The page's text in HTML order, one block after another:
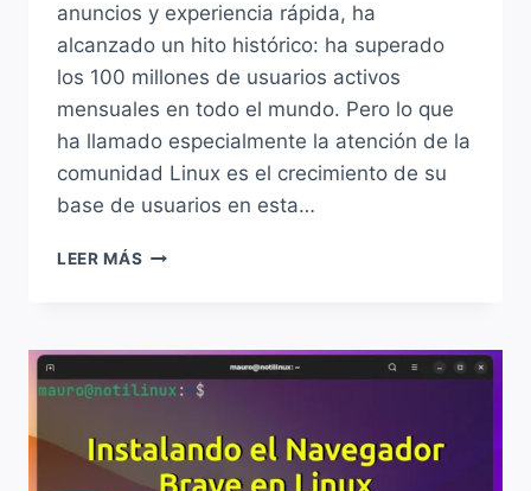
anuncios y experiencia rápida, ha
alcanzado un hito histórico: ha superado
los 100 millones de usuarios activos
mensuales en todo el mundo. Pero lo que
ha llamado especialmente la atención de la
comunidad Linux es el crecimiento de su
base de usuarios en esta…
LEER MÁS BRAVE
DE
100
MILLONES
USUARIOS